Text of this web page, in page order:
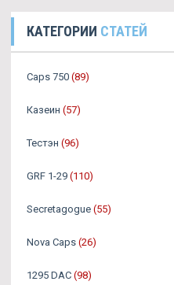
КАТЕГОРИИ СТАТЕЙ
Caps 750 (89)
Казеин (57)
Тестэн (96)
GRF 1-29 (110)
Secretagogue (55)
Nova Caps (26)
1295 DAC (98)